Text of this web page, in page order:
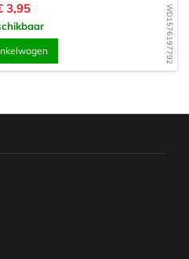
WD1576197792
3,95